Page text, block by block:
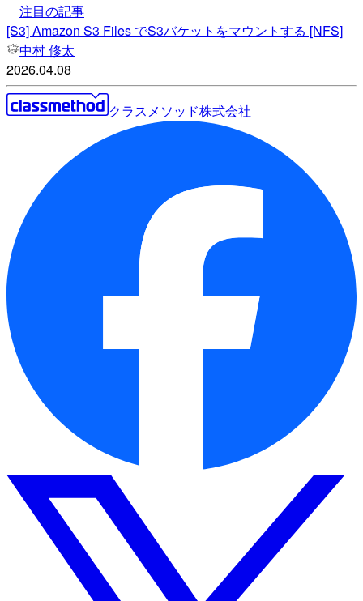
注目の記事
[S3] Amazon S3 Files でS3バケットをマウントする [NFS]
中村 修太
2026.04.08
クラスメソッド株式会社